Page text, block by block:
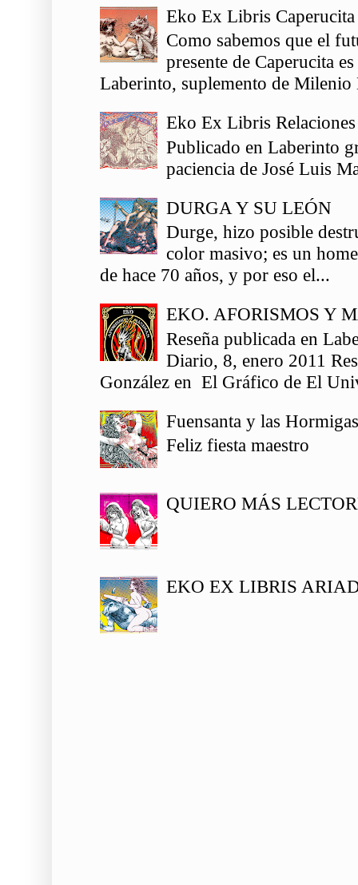
Eko Ex Libris
Como sabemos que el
presente de Caperucita
Laberinto, suplemento de Milenio
Eko Ex Libris
Publicado en Laberinto
paciencia de José Luis
DURGA Y SU LEÓN
Durge, hizo posible
color masivo; es un
de hace 70 años, y por eso el...
EKO. AFORISMOS Y
Reseña publicada en
Diario, 8, enero 2011
González en El Gráfico de El
Fuensanta y las
Feliz fiesta maestro
QUIERO MÁS
EKO EX LIBRIS